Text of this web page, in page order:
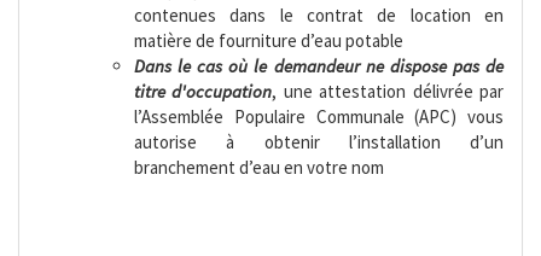
contenues dans le contrat de location en
matière de fourniture d’eau potable
Dans le cas où le demandeur ne dispose pas de
titre d'occupation, une attestation délivrée par
l’Assemblée Populaire Communale (APC) vous
autorise à obtenir l’installation d’un
branchement d’eau en votre nom